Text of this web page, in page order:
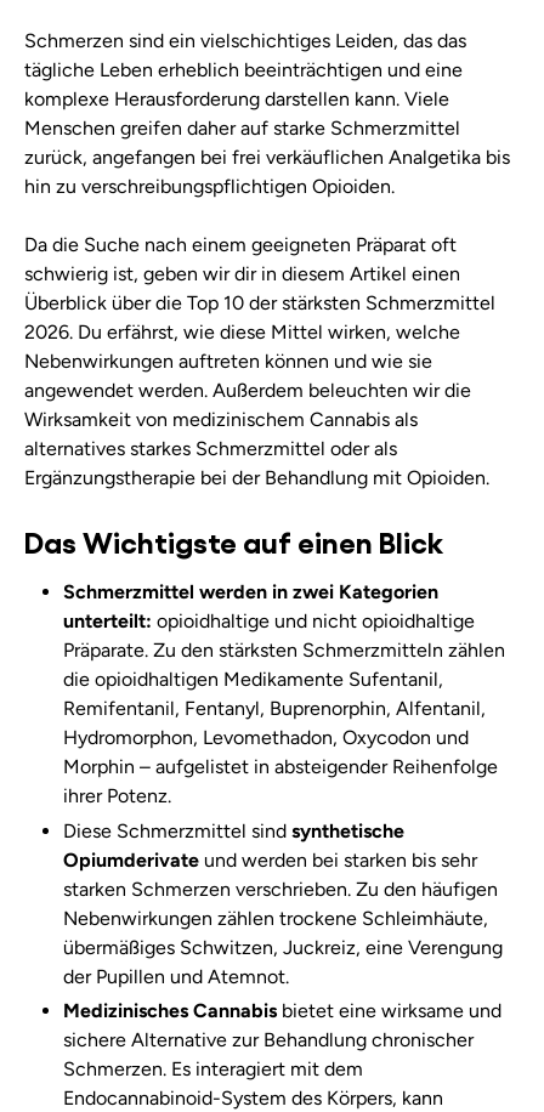
Schmerzen sind ein vielschichtiges Leiden, das das
tägliche Leben erheblich beeinträchtigen und eine
komplexe Herausforderung darstellen kann. Viele
Menschen greifen daher auf starke Schmerzmittel
zurück, angefangen bei frei verkäuflichen Analgetika bis
hin zu verschreibungspflichtigen Opioiden.
Da die Suche nach einem geeigneten Präparat oft
schwierig ist, geben wir dir in diesem Artikel einen
Überblick über die Top 10 der stärksten Schmerzmittel
2026. Du erfährst, wie diese Mittel wirken, welche
Nebenwirkungen auftreten können und wie sie
angewendet werden. Außerdem beleuchten wir die
Wirksamkeit von medizinischem Cannabis als
alternatives starkes Schmerzmittel oder als
Ergänzungstherapie bei der Behandlung mit Opioiden.
Das Wichtigste auf einen Blick
Schmerzmittel werden in zwei Kategorien
unterteilt: opioidhaltige und nicht opioidhaltige
Präparate. Zu den stärksten Schmerzmitteln zählen
die opioidhaltigen Medikamente Sufentanil,
Remifentanil, Fentanyl, Buprenorphin, Alfentanil,
Hydromorphon, Levomethadon, Oxycodon und
Morphin – aufgelistet in absteigender Reihenfolge
ihrer Potenz.
Diese Schmerzmittel sind synthetische
Opiumderivateund werden bei starken bis sehr
starken Schmerzen verschrieben. Zu den häufigen
Nebenwirkungen zählen trockene Schleimhäute,
übermäßiges Schwitzen, Juckreiz, eine Verengung
der Pupillen und Atemnot.
Medizinisches Cannabisbietet eine wirksame und
sichere Alternative zur Behandlung chronischer
Schmerzen. Es interagiert mit dem
Endocannabinoid-System des Körpers, kann